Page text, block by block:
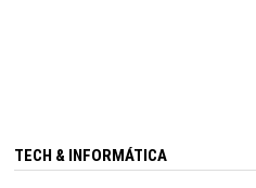
TECH & INFORMÁTICA